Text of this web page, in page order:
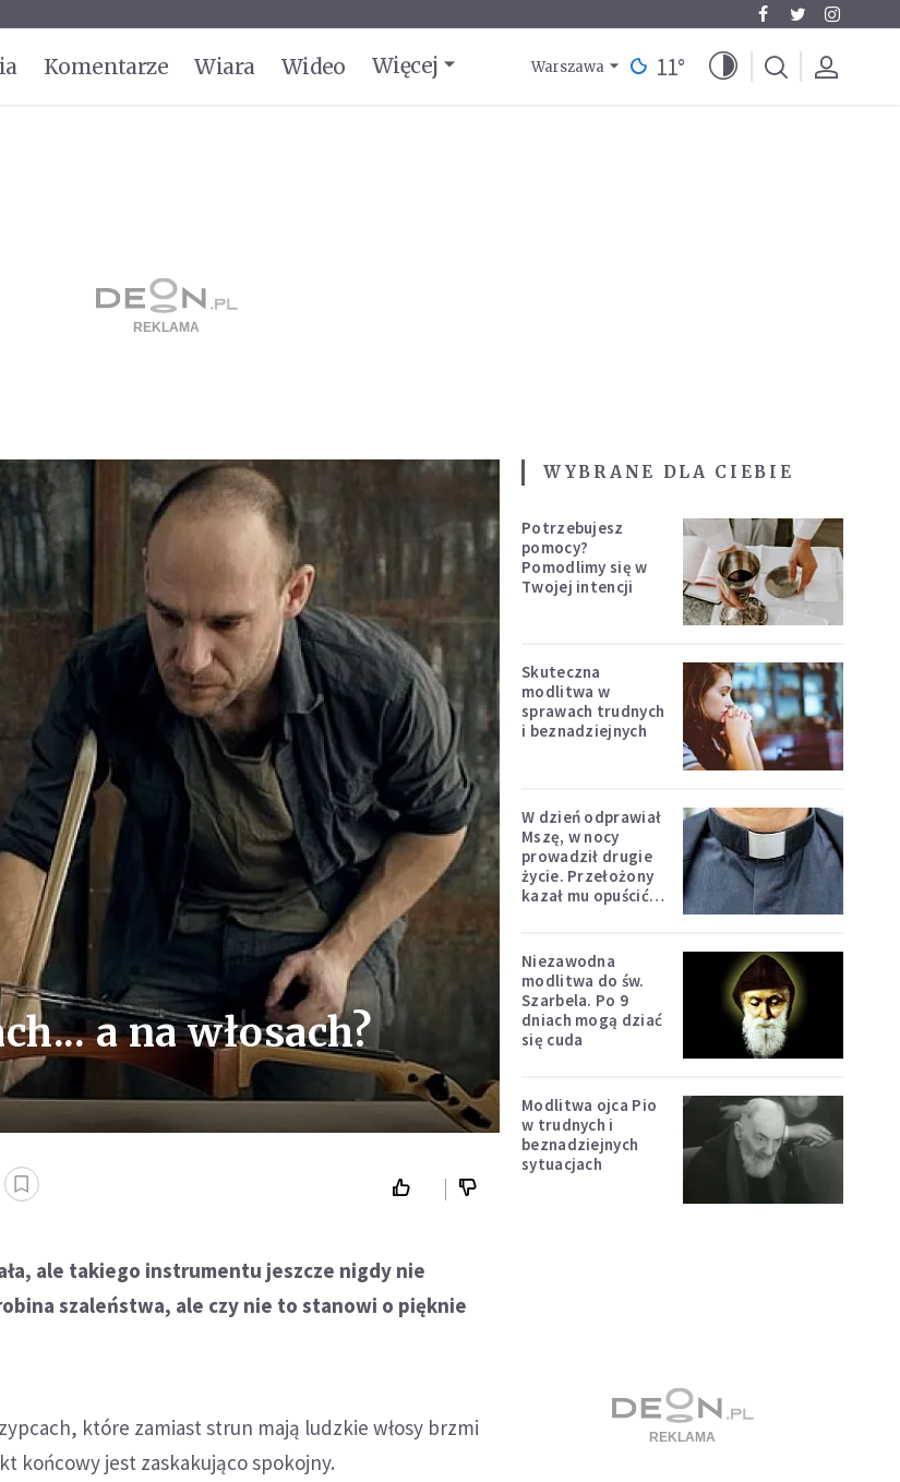
Komentarze Wiara Wideo Więcej Warszawa 11°
a na włosach?
ale takiego instrumentu jeszcze nigdy nie
szaleństwa, ale czy nie to stanowi o pięknie
które zamiast strun mają ludzkie włosy brzmi
końcowy jest zaskakująco spokojny.
WYBRANE DLA CIEBIE
Potrzebujesz
pomocy?
Pomodlimy się w
Twojej intencji
Skuteczna
modlitwa w
sprawach trudnych
i beznadziejnych
W dzień odprawiał
Mszę, w nocy
prowadził drugie
życie. Przełożony
kazał mu opuścić
Niezawodna
modlitwa do św.
Szarbela. Po 9
dniach mogą dziać
się cuda
Modlitwa ojca Pio
w trudnych i
beznadziejnych
sytuacjach